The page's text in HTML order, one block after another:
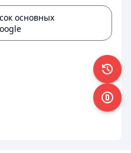
основных